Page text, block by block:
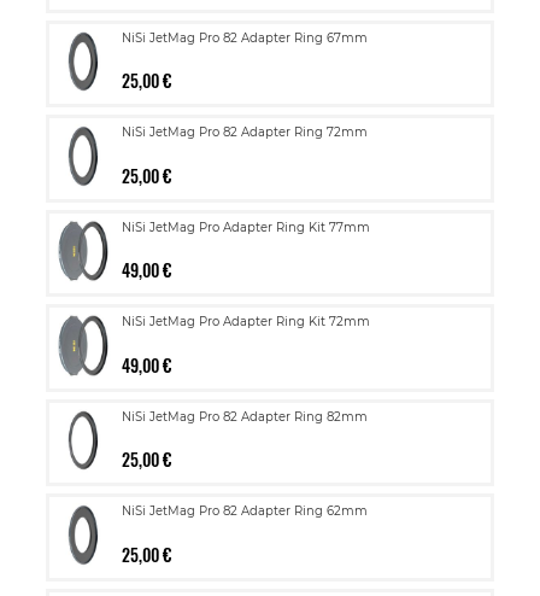
NiSi JetMag Pro 82 Adapter Ring 67mm
25,00 €
NiSi JetMag Pro 82 Adapter Ring 72mm
25,00 €
NiSi JetMag Pro Adapter Ring Kit 77mm
49,00 €
NiSi JetMag Pro Adapter Ring Kit 72mm
49,00 €
NiSi JetMag Pro 82 Adapter Ring 82mm
25,00 €
NiSi JetMag Pro 82 Adapter Ring 62mm
25,00 €